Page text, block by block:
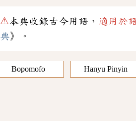
⚠本典收錄古今用語， 適用於
典》。
Bopomofo Hanyu Pinyin